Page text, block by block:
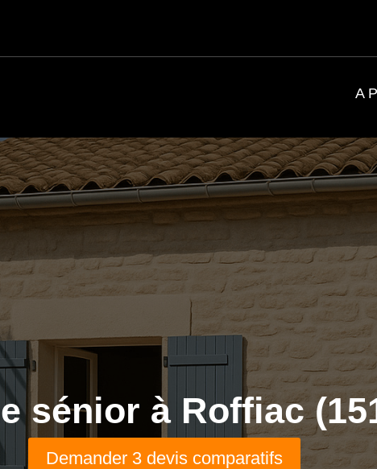
A
sénior à Roffiac
Demander 3 devis comparatifs